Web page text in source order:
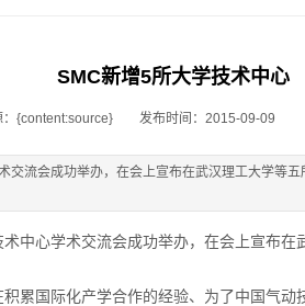
SMC新增5所大学技术中心
：{content:source} 发布时间：2015-09-09
流会成功举办，在会上宣布在武汉理工大学等
心学术交流会成功举办，在会上宣布在
国际化产学合作的经验、为了中国气动